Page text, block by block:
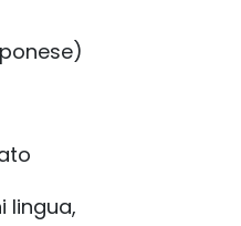
lingua,